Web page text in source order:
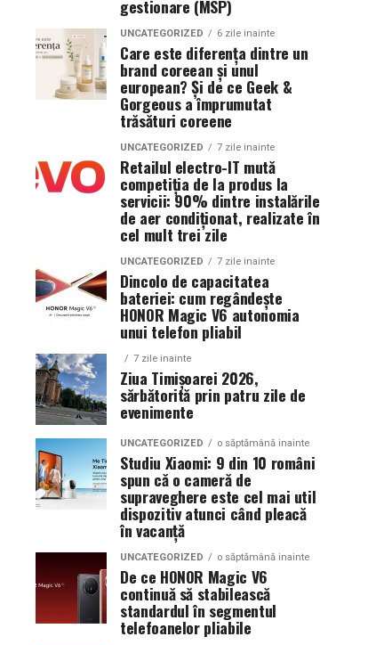
gestionare (MSP)
UNCATEGORIZED 6 zile inainte
Care este diferența dintre un
brand coreean și unul
european? Și de ce Geek &
Gorgeous a împrumutat
trăsături coreene
UNCATEGORIZED 7 zile inainte
Retailul electro-IT mută
competiția de la produs la
servicii: 90% dintre instalările
de aer condiționat, realizate în
cel mult trei zile
UNCATEGORIZED 7 zile inainte
Dincolo de capacitatea
bateriei: cum regândește
HONOR Magic V6 autonomia
unui telefon pliabil
7 zile inainte
Ziua Timișoarei 2026,
sărbătorită prin patru zile de
evenimente
UNCATEGORIZED o săptămână inainte
Studiu Xiaomi: 9 din 10 români
spun că o cameră de
supraveghere este cel mai util
dispozitiv atunci când pleacă
în vacanță
UNCATEGORIZED o săptămână inainte
De ce HONOR Magic V6
continuă să stabilească
standardul în segmentul
telefoanelor pliabile